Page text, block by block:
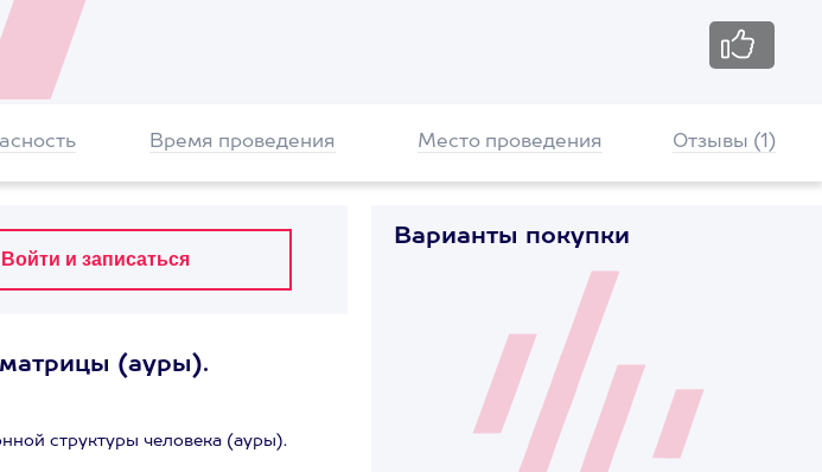
Время проведения Место проведения Отзывы (1)
(ауры).
структуры человека (ауры).
Варианты покупки